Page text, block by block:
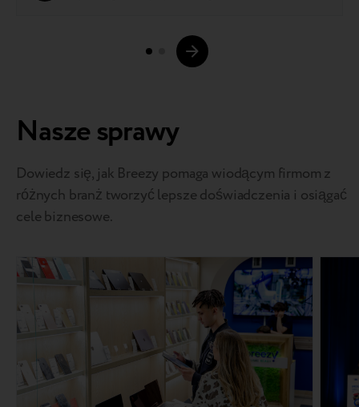
Nasze sprawy
Dowiedz się, jak Breezy pomaga wiodącym firmom z
różnych branż tworzyć lepsze doświadczenia i osiągać
cele biznesowe.